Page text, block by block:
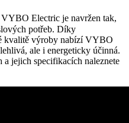
VYBO Electric je navržen tak,
potřeb. Díky
kvalitě výroby nabízí VYBO
ale i energeticky účinná.
jejich specifikacích naleznete